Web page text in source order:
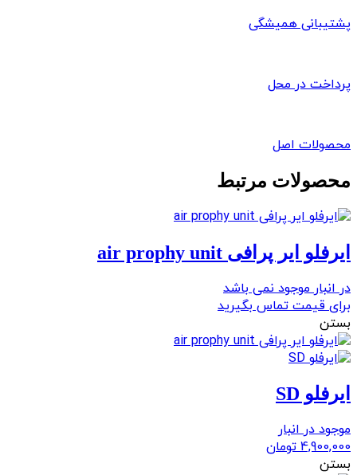
پشتیبانی همیشگی
پرداخت در محل
محصولات اصل
محصولات مرتبط
ایرفلو ایر پرافی air prophy unit
در انبار موجود نمی باشد
برای قیمت تماس بگیرید
بستن
ایرفلو SD
موجود در انبار
4,900,000 تومان
بستن